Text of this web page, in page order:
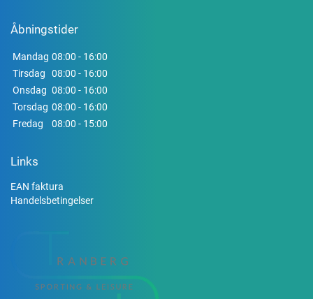
Åbningstider
Mandag 08:00 - 16:00
Tirsdag
08:00 - 16:00
Onsdag 08:00 - 16:00
Torsdag 08:00 - 16:00
Fredag
08:00 - 15:00
Links
EAN faktura
Handelsbetingelser